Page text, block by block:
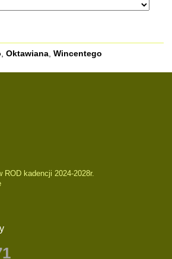
,Oktawiana ,Wincentego
ROD kadencji 2024-2028r.